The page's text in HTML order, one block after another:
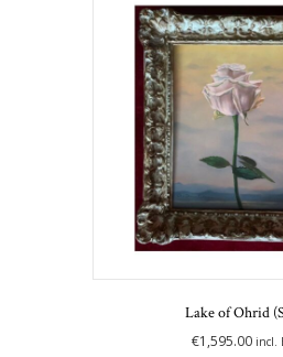
Lake of Ohrid
€1,595.00 incl.